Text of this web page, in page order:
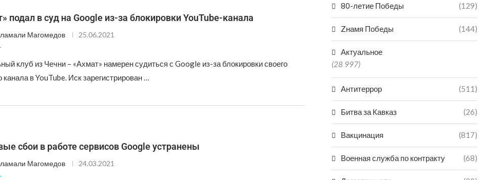
подал в суд на Google из-за блокировки YouTube-канала
Магомедов 25.06.2021
клуб из Чечни – «Ахмат» намерен судиться с Google из-за блокировки своего
канала в YouTube. Иск зарегистрирован …
сбои в работе сервисов Google устранены
Магомедов 24.03.2021
80-летие Победы (129)
Zнамя Победы (144)
Актуальное
(28 997)
Антитеррор (511)
Битва за Кавказ (26)
Вакцинация (817)
Военная служба по контракту (68)